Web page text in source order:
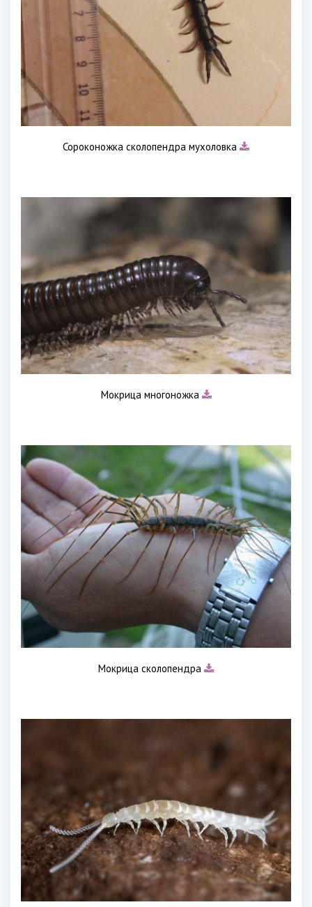
Сороконожка сколопендра мухоловка
Мокрица многоножка
Мокрица сколопендра